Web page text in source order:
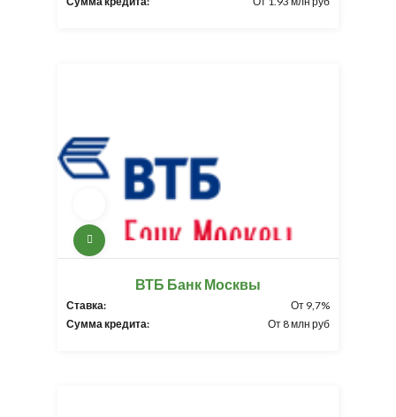
ВТБ Банк Москвы
Ставка:
От 9,7%
Сумма кредита:
От 8 млн руб